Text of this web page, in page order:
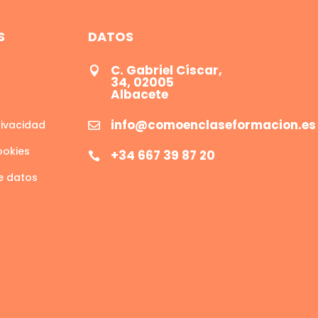
datos
DATOS
 C. Gabriel Císcar,
34, 02005
Albacete
 info@comoenclaseformacion.es
 +34 667 39 87 20